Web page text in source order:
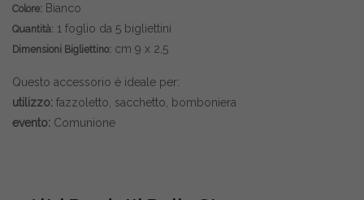
Colore: Bianco
Quantità: 1 foglio da 5 bigliettini
Dimensioni Bigliettino: cm 9 x 2,5
Questo accessorio è ideale per:
utilizzo: fazzoletto, sacchetto, bomboniera
evento: Comunione